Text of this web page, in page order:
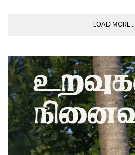
LOAD MORE...